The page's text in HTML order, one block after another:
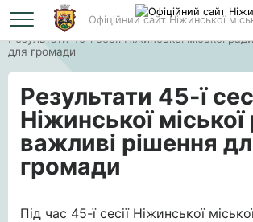
Офіційний сайт Ніжинської
Головна
Результати 45-ї сесії Ніжинської міської
для громади
Результати 45-ї
Ніжинської
важливі рішення
громади
Під час 45-ї сесії Ніжинської